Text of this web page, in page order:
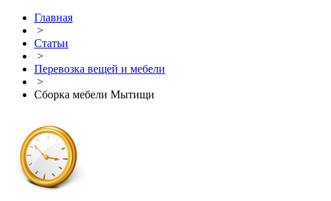
Главная
>
Статьи
>
Перевозка вещей и мебели
>
Сборка мебели Мытищи